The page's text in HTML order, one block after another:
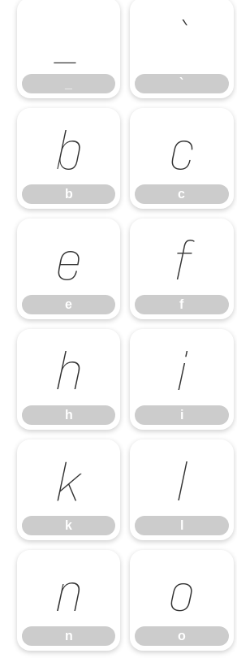
`
`
b
b
c
c
e
e
f
f
h
h
i
i
k
k
l
n
n
o
o